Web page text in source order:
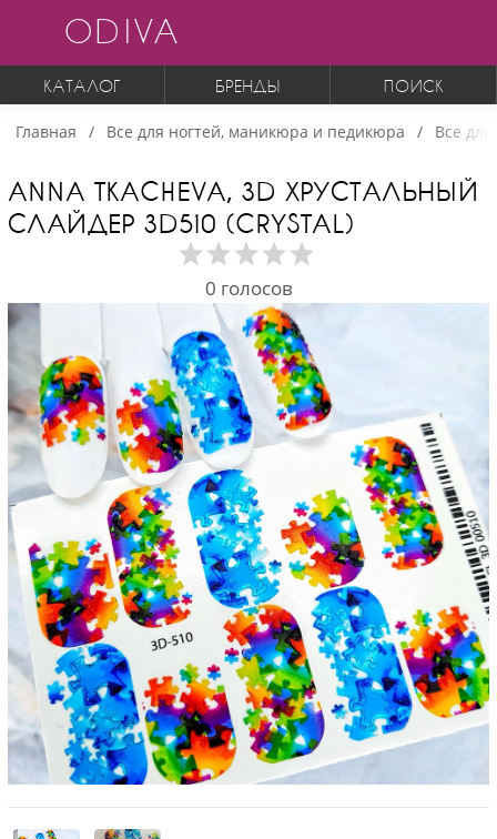
ODIVA
КАТАЛОГ БРЕНДЫ ПОИСК
Главная Все для ногтей, маникюра и педикюра Все
ANNA TKACHEVA, 3D ХРУСТАЛЬНЫЙ
СЛАЙДЕР 3D510 (CRYSTAL)
0 голосов